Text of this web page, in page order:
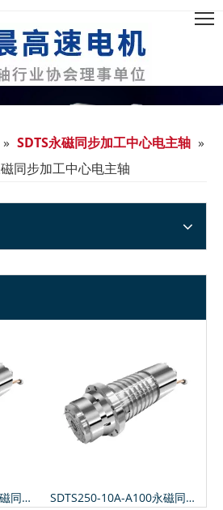
» SDTS永磁同步加工中心电主轴 »
同步加工中心电主轴
SDTS280-08A-A100永磁同步加工中心电主轴 SDTS250-10A-A100永磁同步加工中心电主轴